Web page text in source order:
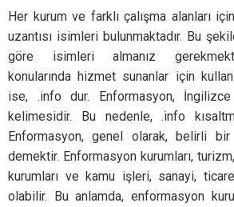
Her kurum ve farklı çalışma alanları
uzantısı isimleri bulunmaktadır. Bu
göre isimleri almanız
konularında hizmet sunanlar için
ise, .info dur. Enformasyon,
kelimesidir. Bu nedenle, .info
Enformasyon, genel olarak, belirli
demektir. Enformasyon kurumları,
kurumları ve kamu işleri, sanayi,
olabilir. Bu anlamda, enformasyon